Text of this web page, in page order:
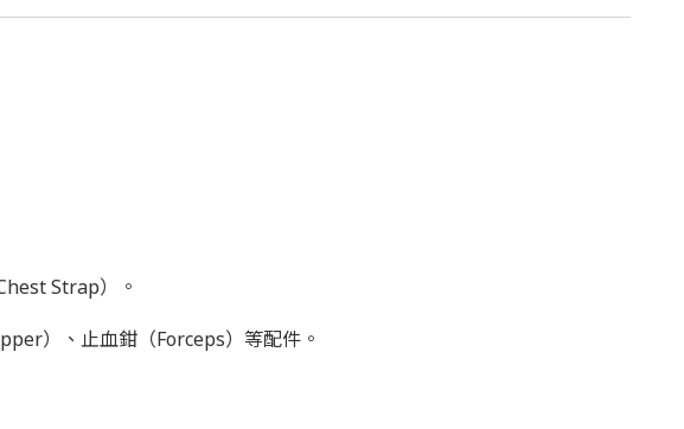
Strap）。
）、止血鉗（Forceps）等配件。